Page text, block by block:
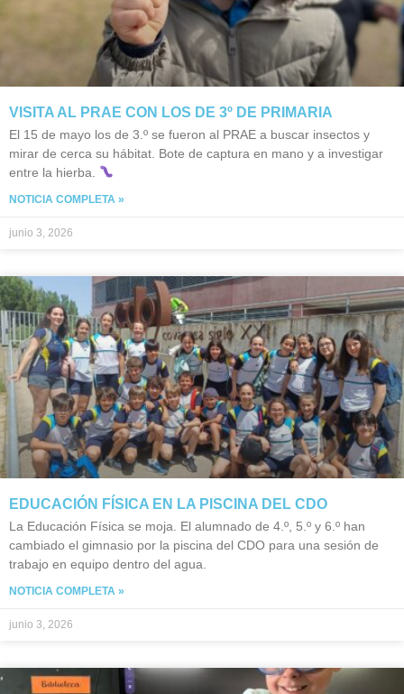
VISITA AL PRAE CON LOS DE 3º DE PRIMARIA
El 15 de mayo los de 3.º se fueron al PRAE a buscar insectos y
mirar de cerca su hábitat. Bote de captura en mano y a investigar
entre la hierba.
NOTICIA COMPLETA »
junio 3, 2026
EDUCACIÓN FÍSICA EN LA PISCINA DEL CDO
La Educación Física se moja. El alumnado de 4.º, 5.º y 6.º han
cambiado el gimnasio por la piscina del CDO para una sesión de
trabajo en equipo dentro del agua.
NOTICIA COMPLETA »
junio 3, 2026